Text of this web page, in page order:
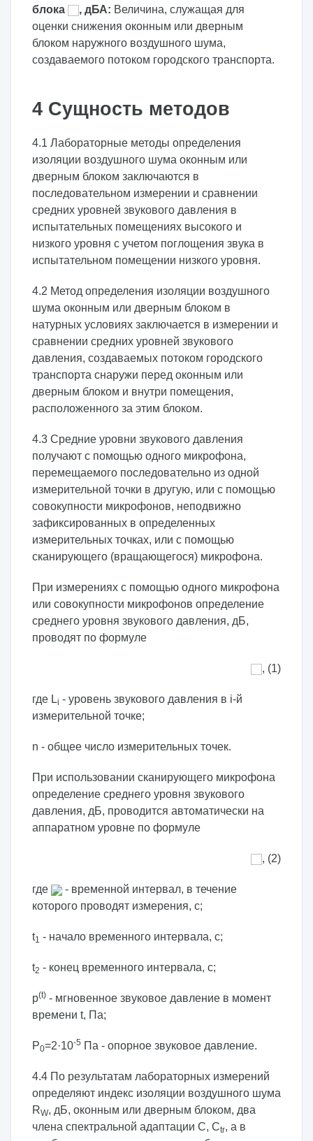
блока
, дБА: Величина, служащая для
оценки снижения оконным или дверным
блоком наружного воздушного шума,
создаваемого потоком городского транспорта.
4 Сущность методов
4.1 Лабораторные методы определения
изоляции воздушного шума оконным или
дверным блоком заключаются в
последовательном измерении и сравнении
средних уровней звукового давления в
испытательных помещениях высокого и
низкого уровня с учетом поглощения звука в
испытательном помещении низкого уровня.
4.2 Метод определения изоляции воздушного
шума оконным или дверным блоком в
натурных условиях заключается в измерении и
сравнении средних уровней звукового
давления, создаваемых потоком городского
транспорта снаружи перед оконным или
дверным блоком и внутри помещения,
расположенного за этим блоком.
4.3 Средние уровни звукового давления
получают с помощью одного микрофона,
перемещаемого последовательно из одной
измерительной точки в другую, или с помощью
совокупности микрофонов, неподвижно
зафиксированных в определенных
измерительных точках, или с помощью
сканирующего (вращающегося) микрофона.
При измерениях с помощью одного микрофона
или совокупности микрофонов определение
среднего уровня звукового давления, дБ,
проводят по формуле
, (1)
где Li - уровень звукового давления в i-й
измерительной точке;
n - общее число измерительных точек.
При использовании сканирующего микрофона
определение среднего уровня звукового
давления, дБ, проводится автоматически на
аппаратном уровне по формуле
, (2)
где
- временной интервал, в течение
которого проводят измерения, с;
t1 - начало временного интервала, с;
t2 - конец временного интервала, с;
p(t) - мгновенное звуковое давление в момент
времени t, Па;
P0=2·10-5 Па - опорное звуковое давление.
4.4 По результатам лабораторных измерений
определяют индекс изоляции воздушного шума
RW, дБ, оконным или дверным блоком, два
члена спектральной адаптации C, Ctr, а в